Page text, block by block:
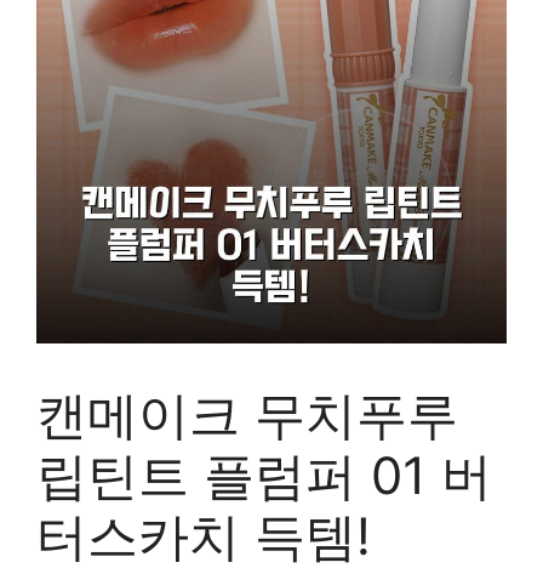
캔메이크 무치푸루
립틴트 플럼퍼 01 버
터스카치 득템!